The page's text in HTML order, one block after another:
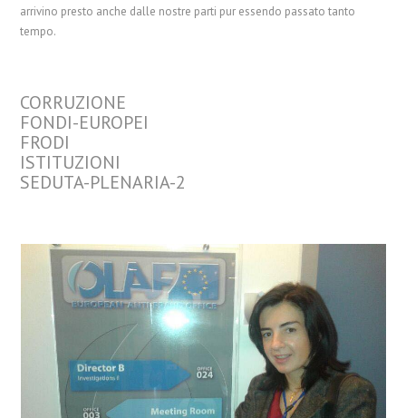
arrivino presto anche dalle nostre parti pur essendo passato tanto
tempo.
CORRUZIONE
FONDI-EUROPEI
FRODI
ISTITUZIONI
SEDUTA-PLENARIA-2